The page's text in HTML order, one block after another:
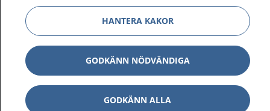
Hantering av kakor
Inställningar för kakor
1177 – en tjänst frånInera.
HANTERA KAKOR
GODKÄNN NÖDVÄNDIGA
GODKÄNN ALLA